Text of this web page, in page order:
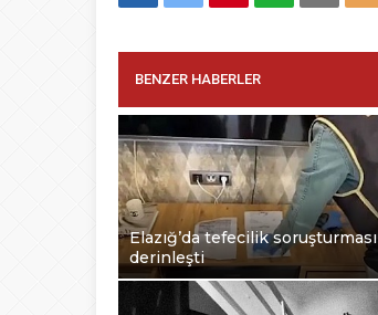
BENZER HABERLER
Elazığ’da tefecilik soruşturması
derinleşti